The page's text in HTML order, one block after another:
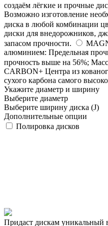
создаём лёгкие и прочные
Возможно изготовление
диска в любой комбинации
диски для внедорожников,
запасом прочности.
алюминием: Предельная
прочность выше на 56%;
CARBON+ Центра из
сухого карбона самого
Укажите диаметр и ширину
Выберите диаметр
Выберите ширину диска (J)
Дополнительные опции
Полировка дисков
Придаст дискам уникальный